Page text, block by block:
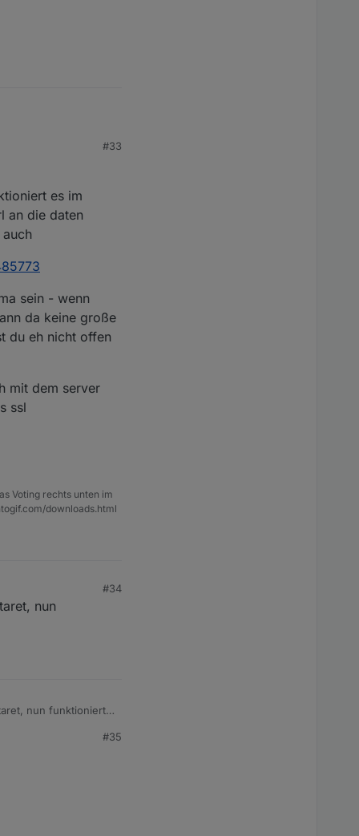
Wenn Sie eine
.
#33
es im
an die daten
sein - wenn
da keine große
du eh nicht offen
mit dem server
ssl
Voting rechts unten im
downloads.html
#34
nun
nun funktioniert
#35